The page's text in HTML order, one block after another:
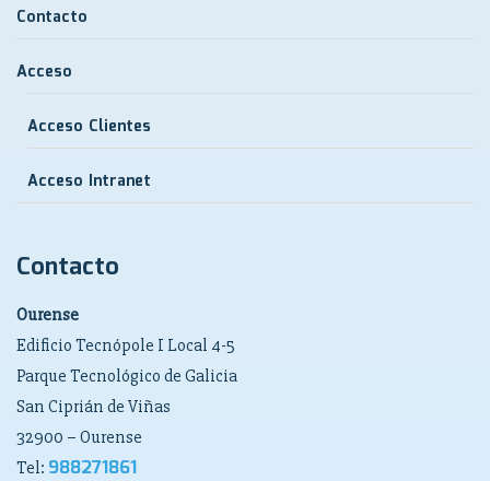
Contacto
Acceso
Acceso Clientes
Acceso Intranet
Contacto
Ourense
Edificio Tecnópole I Local 4-5
Parque Tecnológico de Galicia
San Ciprián de Viñas
32900 – Ourense
Tel: 988271861